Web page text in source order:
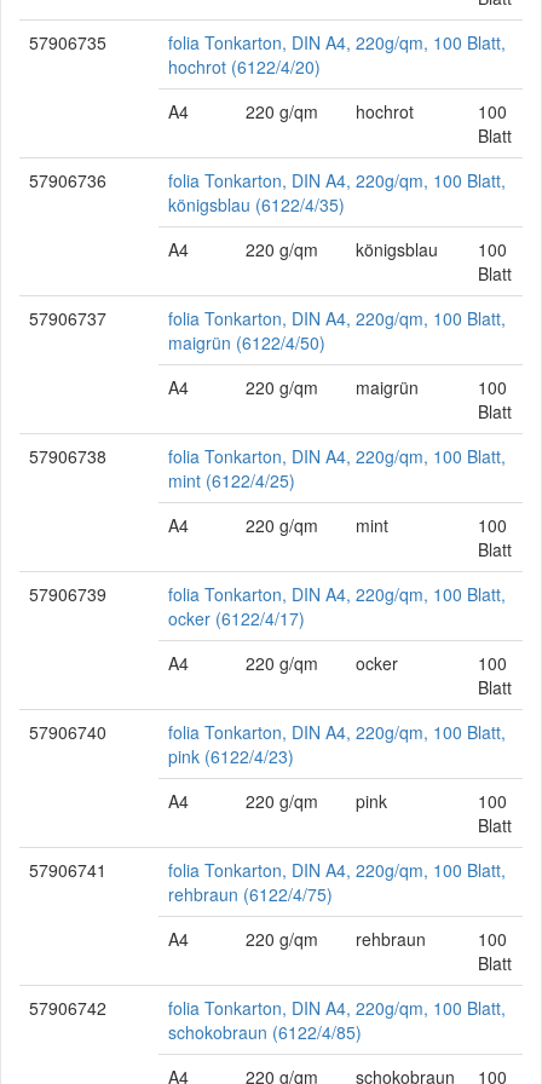
57906735
folia Tonkarton, DIN A4, 220g/qm, 100 Blatt,
hochrot (6122/4/20)
A4
220 g/qm hochrot
100
Blatt
57906736
folia Tonkarton, DIN A4, 220g/qm, 100 Blatt,
königsblau (6122/4/35)
A4
220 g/qm königsblau
100
Blatt
57906737
folia Tonkarton, DIN A4, 220g/qm, 100 Blatt,
maigrün (6122/4/50)
A4
220 g/qm maigrün
100
Blatt
57906738
folia Tonkarton, DIN A4, 220g/qm, 100 Blatt,
mint (6122/4/25)
A4
220 g/qm mint
100
Blatt
57906739
folia Tonkarton, DIN A4, 220g/qm, 100 Blatt,
ocker (6122/4/17)
A4
220 g/qm ocker
100
Blatt
57906740
folia Tonkarton, DIN A4, 220g/qm, 100 Blatt,
pink (6122/4/23)
A4
220 g/qm pink
100
Blatt
57906741
folia Tonkarton, DIN A4, 220g/qm, 100 Blatt,
rehbraun (6122/4/75)
A4
220 g/qm rehbraun
100
Blatt
57906742
folia Tonkarton, DIN A4, 220g/qm, 100 Blatt,
schokobraun (6122/4/85)
A4
220 g/qm schokobraun
100